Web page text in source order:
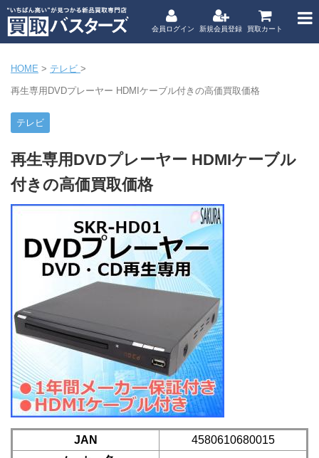
会員ログイン 新規会員登録 買取カート
HOME > テレビ >
再生専用DVDプレーヤー HDMIケーブル付きの高価買取価格
テレビ
再生専用DVDプレーヤー HDMIケーブル
付きの高価買取価格
JAN
4580610680015